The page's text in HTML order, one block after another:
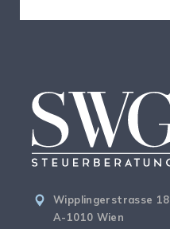
Wipplingerstrasse 18
A-1010 Wien